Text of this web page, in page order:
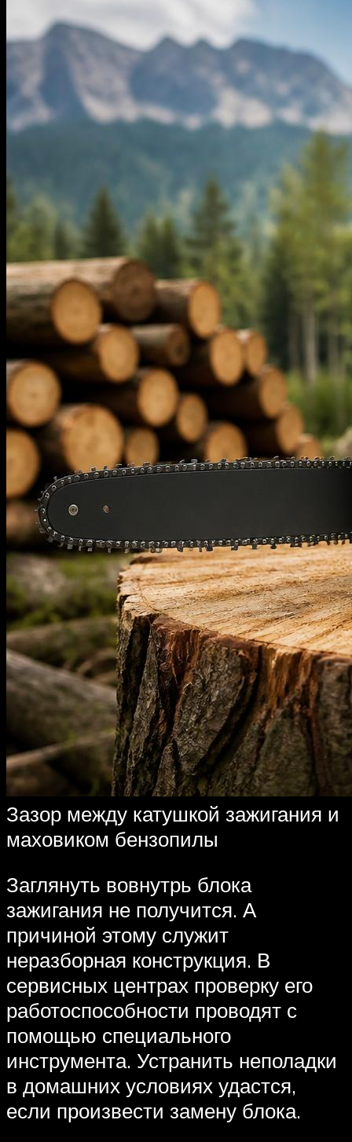
Зазор между катушкой зажигания и
маховиком бензопилы
Заглянуть вовнутрь блока
зажигания не получится. А
причиной этому служит
неразборная конструкция. В
сервисных центрах проверку его
работоспособности проводят с
помощью специального
инструмента. Устранить неполадки
в домашних условиях удастся,
если произвести замену блока.